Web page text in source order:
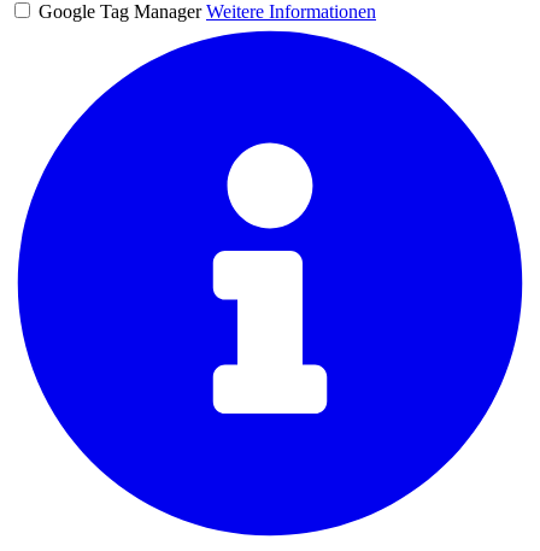
Google Tag Manager Weitere Informationen